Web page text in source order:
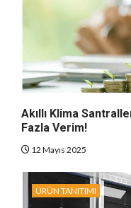
Akıllı Klima
Fazla Verim!
12 Mayıs 2025
ÜRÜN TANITIMI